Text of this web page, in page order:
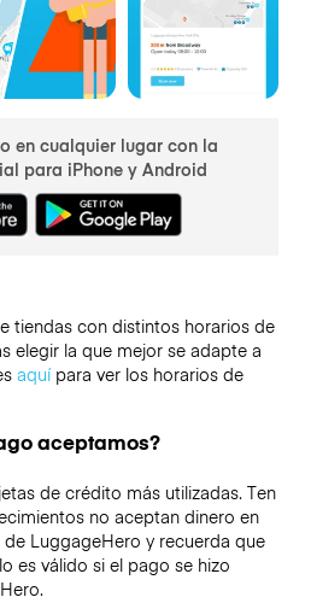
en cualquier lugar con la
para iPhone y Android
tiendas con distintos horarios de
elegir la que mejor se adapte a
aquípara ver los horarios de
aceptamos?
de crédito más utilizadas. Ten
no aceptan dinero en
LuggageHero y recuerda que
es válido si el pago se hizo